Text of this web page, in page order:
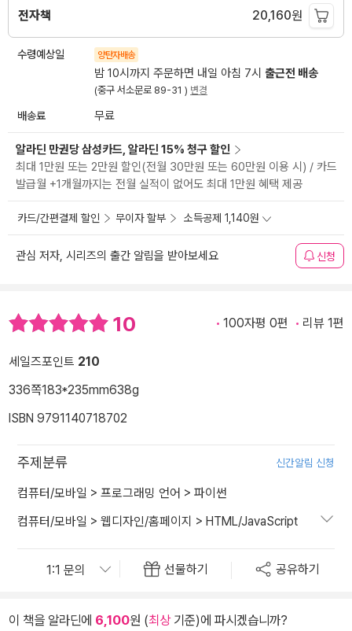
전자책 20,160원
수령예상일 양탄자배송
밤 10시까지 주문하면 내일 아침 7시 출근전 배송
(중구 서소문로 89-31 ) 변경
배송료 무료
알라딘 만권당 삼성카드, 알라딘 15% 청구 할인
최대 1만원 또는 2만원 할인(전월 30만원 또는 60만원 이용 시) / 카드
발급월 +1개월까지는 전월 실적이 없어도 최대 1만원 혜택 제공
카드/간편결제 할인 무이자 할부 소득공제 1,140원
관심 저자, 시리즈의 출간 알림을 받아보세요 신청
10 100자평 0편 리뷰 1편
세일즈포인트 210
336쪽183*235mm638g
ISBN 9791140718702
주제분류 신간알림 신청
컴퓨터/모바일 > 프로그래밍 언어 > 파이썬
컴퓨터/모바일 > 웹디자인/홈페이지 > HTML/JavaScript
선물하기 공유하기
이 책을 알라딘에 6,100원 (최상기준)에 파시겠습니까?